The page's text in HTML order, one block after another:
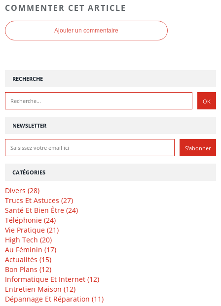
COMMENTER CET ARTICLE
Ajouter un commentaire
NEWSLETTER
RECHERCHE
CATÉGORIES
Divers (28)
Trucs Et Astuces (27)
Santé Et Bien Être (24)
Téléphonie (24)
Vie Pratique (21)
High Tech (20)
Au Féminin (17)
Actualités (15)
Bon Plans (12)
Informatique Et Internet (12)
Entretien Maison (12)
Dépannage Et Réparation (11)